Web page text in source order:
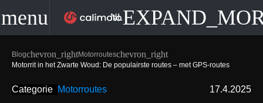
menu NL
Blogchevron_rightMotorrouteschevron_right
Motorrit in het Zwarte Woud: De populairste routes – met GPS-routes
Categorie Motorroutes 17.4.2025